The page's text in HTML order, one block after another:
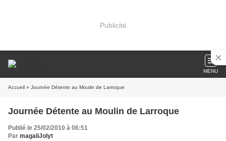
Publicité
MENU
Accueil » Journée Détente au Moulin de Larroque
Journée Détente au Moulin de Larroque
Publié le 25/02/2010 à 06:51
Par magaliJolyt